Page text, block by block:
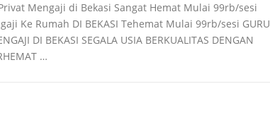
Mengaji di Bekasi Sangat Hemat Mulai 99rb/sesi
Ke Rumah DI BEKASI Tehemat Mulai 99rb/sesi GURU
DI BEKASI SEGALA USIA BERKUALITAS DENGAN
…